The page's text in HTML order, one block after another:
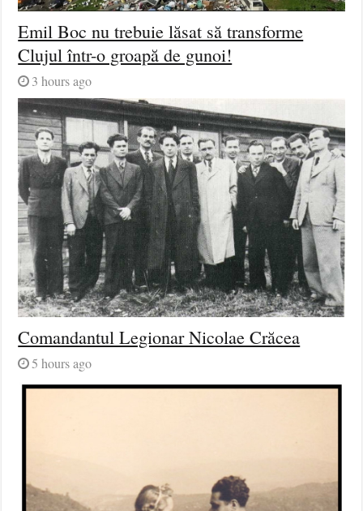
Emil Boc nu trebuie lăsat să transforme
Clujul într-o groapă de gunoi!
3 hours ago
Comandantul Legionar Nicolae Crăcea
5 hours ago